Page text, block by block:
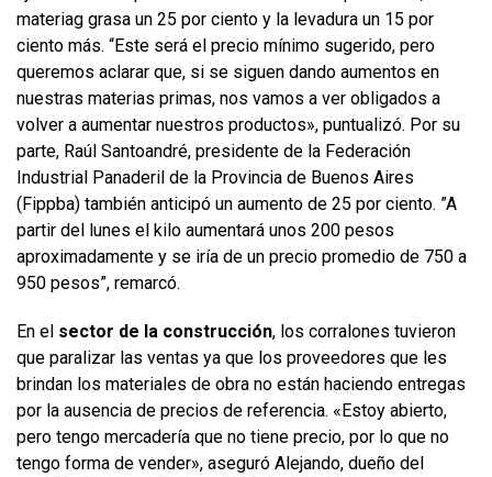
materiag grasa un 25 por ciento y la levadura un 15 por
ciento más. “Este será el precio mínimo sugerido, pero
queremos aclarar que, si se siguen dando aumentos en
nuestras materias primas, nos vamos a ver obligados a
volver a aumentar nuestros productos», puntualizó. Por su
parte, Raúl Santoandré, presidente de la Federación
Industrial Panaderil de la Provincia de Buenos Aires
(Fippba) también anticipó un aumento de 25 por ciento. ”A
partir del lunes el kilo aumentará unos 200 pesos
aproximadamente y se iría de un precio promedio de 750 a
950 pesos”, remarcó.
En el sector de la construcción, los corralones tuvieron
que paralizar las ventas ya que los proveedores que les
brindan los materiales de obra no están haciendo entregas
por la ausencia de precios de referencia. «Estoy abierto,
pero tengo mercadería que no tiene precio, por lo que no
tengo forma de vender», aseguró Alejando, dueño del